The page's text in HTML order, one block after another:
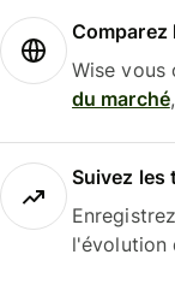
Comparez
Wise
du marché
Suivez les
l'évolution